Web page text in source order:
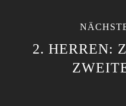
2. HERREN: